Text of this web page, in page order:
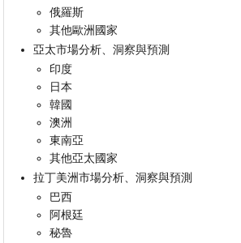
俄羅斯
其他歐洲國家
亞太市場分析、洞察與預測
印度
日本
韓國
澳洲
東南亞
其他亞太國家
拉丁美洲市場分析、洞察與預測
巴西
阿根廷
秘魯